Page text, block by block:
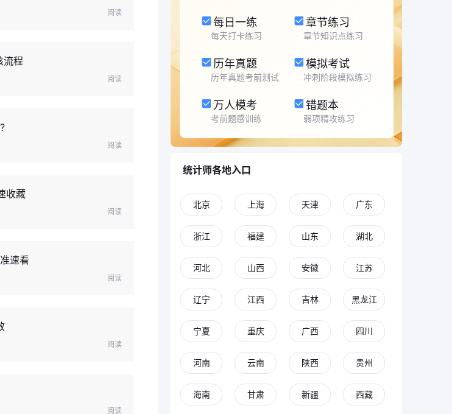
阅读
流程
阅读
阅读
收藏
阅读
速看
阅读
阅读
阅读
每日一练
每天打卡练习
章节练习
章节知识点练习
历年真题
历年真题考前测试
模拟考试
冲刺阶段模拟练习
万人模考
考前题感训练
错题本
弱项精攻练习
统计师各地入口
北京 上海 天津 广东
浙江 福建 山东 湖北
河北 山西 安徽 江苏
辽宁 江西 吉林 黑龙江
宁夏 重庆 广西 四川
河南 云南 陕西 贵州
海南 甘肃 新疆 西藏